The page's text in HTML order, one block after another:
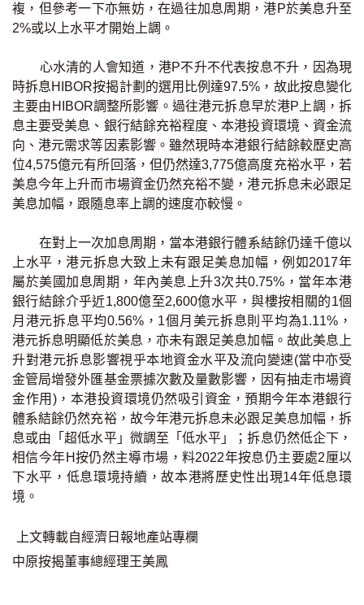
按揭全面睇
公司動態
按市新聞
統計數據庫
按揭智庫
樓按專欄
按揭百科
實時銀行資訊
裝修·保險優惠
免費裝修轉介服務
裝修設計專欄
火險、家居、寵物保險
複，但參考一下亦無妨，在過往加息周期，港P於美息升至
2%或以上水平才開始上調。
心水清的人會知道，港P不升不代表按息不升，因為現
時拆息HIBOR按揭計劃的選用比例達97.5%，故此按息變化
主要由HIBOR調整所影響。過往港元拆息早於港P上調，拆
息主要受美息、銀行結餘充裕程度、本港投資環境、資金流
向、港元需求等因素影響。雖然現時本港銀行結餘較歷史高
位4,575億元有所回落，但仍然達3,775億高度充裕水平，若
美息今年上升而市場資金仍然充裕不變，港元拆息未必跟足
美息加幅，跟隨息率上調的速度亦較慢。
在對上一次加息周期，當本港銀行體系結餘仍達千億以
上水平，港元拆息大致上未有跟足美息加幅，例如2017年
屬於美國加息周期，年內美息上升3次共0.75%，當年本港
銀行結餘介乎近1,800億至2,600億水平，與樓按相關的1個
月港元拆息平均0.56%，1個月美元拆息則平均為1.11%，
港元拆息明顯低於美息，亦未有跟足美息加幅。故此美息上
升對港元拆息影響視乎本地資金水平及流向變速(當中亦受
金管局增發外匯基金票據次數及量數影響，因有抽走市場資
金作用)，本港投資環境仍然吸引資金，預期今年本港銀行
體系結餘仍然充裕，故今年港元拆息未必跟足美息加幅，拆
息或由「超低水平」微調至「低水平」；拆息仍然低企下，
相信今年H按仍然主導市場，料2022年按息仍主要處2厘以
下水平，低息環境持續，故本港將歷史性出現14年低息環
境。
上文轉載自經濟日報地產站專欄
中原按揭董事總經理王美鳳